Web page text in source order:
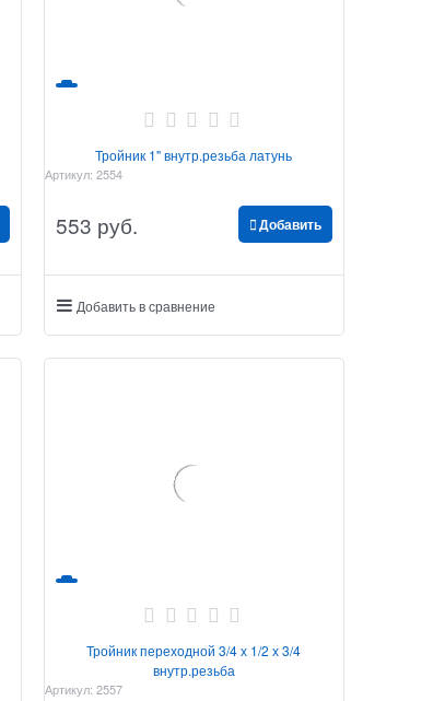
Тройник 1" внутр.резьба латунь
Артикул: 2554
553 руб. Добавить
Добавить в сравнение
Тройник переходной 3/4 х 1/2 х 3/4
внутр.резьба
Артикул: 2557